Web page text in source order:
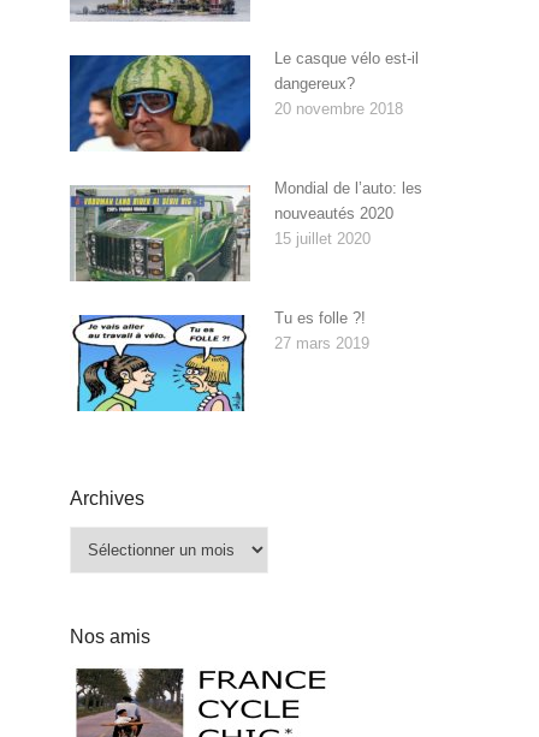
Le casque vélo est-il
dangereux?
20 novembre 2018
Mondial de l’auto: les
nouveautés 2020
15 juillet 2020
Tu es folle ?!
27 mars 2019
Archives
Archives
Nos amis